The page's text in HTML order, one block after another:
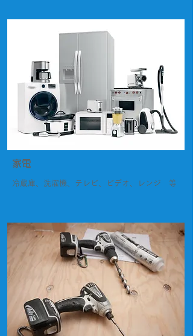
家電
冷蔵庫、洗濯機、テレビ、ビデオ、レンジ 等